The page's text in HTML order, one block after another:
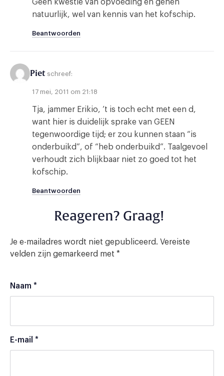
Geen kwestie van opvoeding en genen
natuurlijk, wel van kennis van het kofschip.
Beantwoorden
Piet schreef:
17 mei, 2011 om 21:18
Tja, jammer Erikio, ’t is toch echt met een d,
want hier is duidelijk sprake van GEEN
tegenwoordige tijd; er zou kunnen staan “is
onderbuikd”, of “heb onderbuikd”. Taalgevoel
verhoudt zich blijkbaar niet zo goed tot het
kofschip.
Beantwoorden
Reageren? Graag!
Je e-mailadres wordt niet gepubliceerd. Vereiste
velden zijn gemarkeerd met *
Naam *
E-mail *